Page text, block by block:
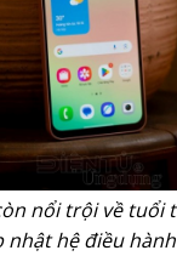
nổi trội về tuổi
nhật hệ điều